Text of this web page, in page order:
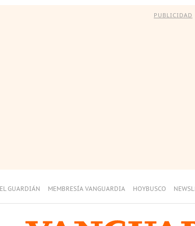
PUBLICIDAD
EL GUARDIÁN MEMBRESÍA VANGUARDIA HOYBUSCO